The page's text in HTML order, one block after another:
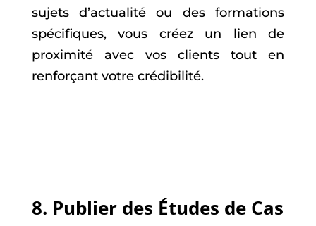
sujets d’actualité ou des formations
spécifiques, vous créez un lien de
proximité avec vos clients tout en
renforçant votre crédibilité.
8. Publier des Études de Cas